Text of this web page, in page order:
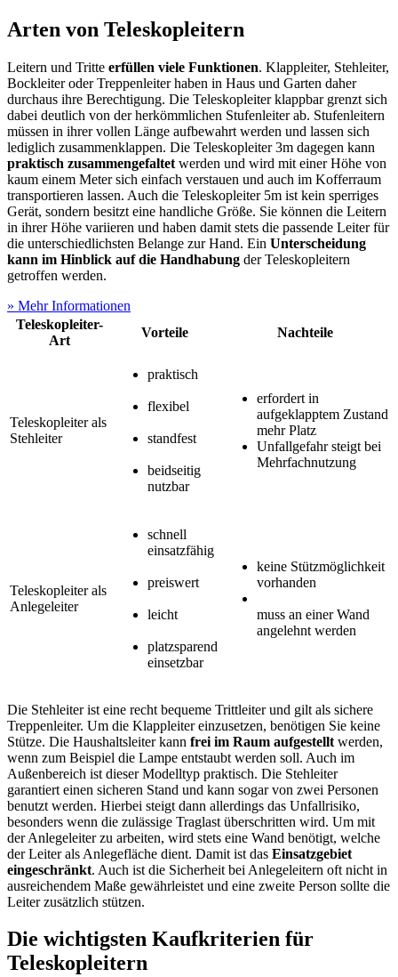
Arten von Teleskopleitern
Leitern und Tritte erfüllen viele Funktionen. Klappleiter, Stehleiter,
Bockleiter oder Treppenleiter haben in Haus und Garten daher
durchaus ihre Berechtigung. Die Teleskopleiter klappbar grenzt sich
dabei deutlich von der herkömmlichen Stufenleiter ab. Stufenleitern
müssen in ihrer vollen Länge aufbewahrt werden und lassen sich
lediglich zusammenklappen. Die Teleskopleiter 3m dagegen kann
praktisch zusammengefaltet werden und wird mit einer Höhe von
kaum einem Meter sich einfach verstauen und auch im Kofferraum
transportieren lassen. Auch die Teleskopleiter 5m ist kein sperriges
Gerät, sondern besitzt eine handliche Größe. Sie können die Leitern
in ihrer Höhe variieren und haben damit stets die passende Leiter für
die unterschiedlichsten Belange zur Hand. Ein Unterscheidung
kann im Hinblick auf die Handhabung der Teleskopleitern
getroffen werden.
» Mehr Informationen
Teleskopleiter-
Art
Vorteile Nachteile
Teleskopleiter als
Stehleiter
praktisch
flexibel
standfest
beidseitig
nutzbar
erfordert in
aufgeklapptem Zustand
mehr Platz
Unfallgefahr steigt bei
Mehrfachnutzung
Teleskopleiter als
Anlegeleiter
schnell
einsatzfähig
preiswert
leicht
platzsparend
einsetzbar
keine Stützmöglichkeit
vorhanden
muss an einer Wand
angelehnt werden
Die Stehleiter ist eine recht bequeme Trittleiter und gilt als sichere
Treppenleiter. Um die Klappleiter einzusetzen, benötigen Sie keine
Stütze. Die Haushaltsleiter kann frei im Raum aufgestellt werden,
wenn zum Beispiel die Lampe entstaubt werden soll. Auch im
Außenbereich ist dieser Modelltyp praktisch. Die Stehleiter
garantiert einen sicheren Stand und kann sogar von zwei Personen
benutzt werden. Hierbei steigt dann allerdings das Unfallrisiko,
besonders wenn die zulässige Traglast überschritten wird. Um mit
der Anlegeleiter zu arbeiten, wird stets eine Wand benötigt, welche
der Leiter als Anlegefläche dient. Damit ist das Einsatzgebiet
eingeschränkt. Auch ist die Sicherheit bei Anlegeleitern oft nicht in
ausreichendem Maße gewährleistet und eine zweite Person sollte die
Leiter zusätzlich stützen.
Die wichtigsten Kaufkriterien für
Teleskopleitern